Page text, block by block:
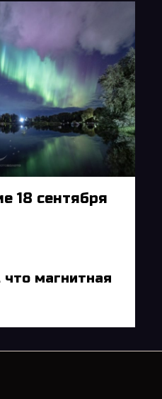
18 сентября
магнитная